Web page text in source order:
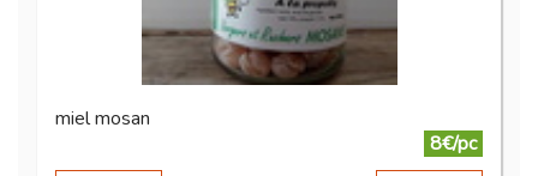
miel mosan
8€/pc